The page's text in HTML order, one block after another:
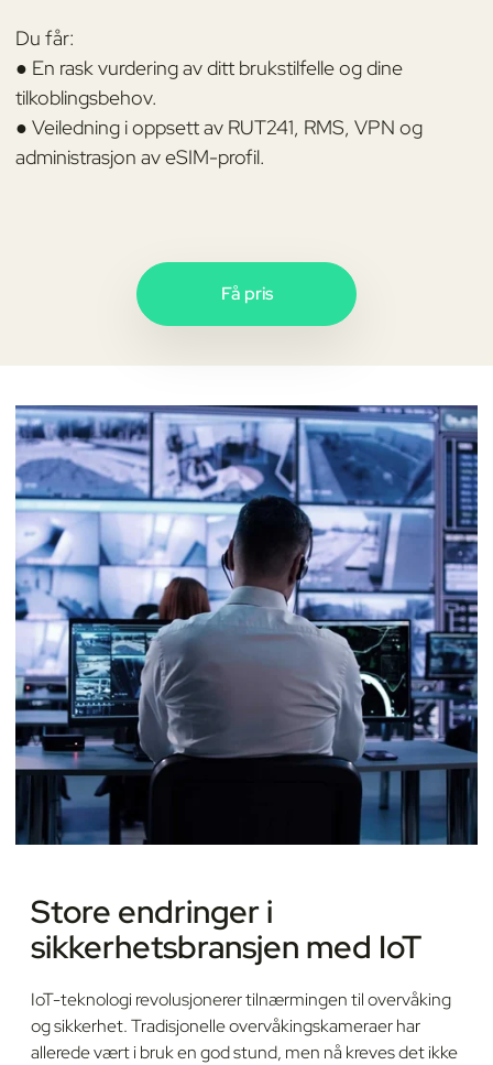
Du får:
● En rask vurdering av ditt brukstilfelle og dine
tilkoblingsbehov.
● Veiledning i oppsett av RUT241, RMS, VPN og
administrasjon av eSIM-profil.
Få pris
Store endringer i
sikkerhetsbransjen med IoT
IoT-teknologi revolusjonerer tilnærmingen til overvåking
og sikkerhet. Tradisjonelle overvåkingskameraer har
allerede vært i bruk en god stund, men nå kreves det ikke